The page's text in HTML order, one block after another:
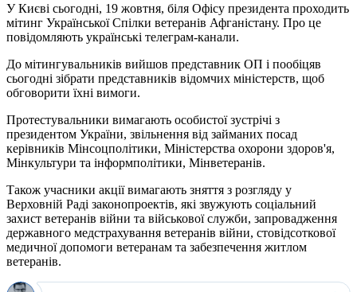
У Києві сьогодні, 19 жовтня, біля Офісу президента проходить
мітинг Української Спілки ветеранів Афганістану. Про це
повідомляють українські телеграм-канали.
До мітингувальників вийшов представник ОП і пообіцяв
сьогодні зібрати представників відомчих міністерств, щоб
обговорити їхні вимоги.
Протестувальники вимагають особистої зустрічі з
президентом України, звільнення від займаних посад
керівників Мінсоцполітики, Міністерства охорони здоров'я,
Мінкультури та інформполітики, Мінветеранів.
Також учасники акції вимагають зняття з розгляду у
Верховній Раді законопроектів, які звужують соціальний
захист ветеранів війни та військової служби, запровадження
державного медстрахування ветеранів війни, стовідсоткової
медичної допомоги ветеранам та забезпечення житлом
ветеранів.